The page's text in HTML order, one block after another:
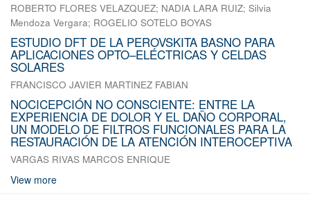
ROBERTO FLORES VELAZQUEZ; NADIA LARA RUIZ; Silvia
Mendoza Vergara; ROGELIO SOTELO BOYAS
ESTUDIO DFT DE LA PEROVSKITA BASNO PARA
APLICACIONES OPTO–ELÉCTRICAS Y CELDAS
SOLARES
FRANCISCO JAVIER MARTINEZ FABIAN
NOCICEPCIÓN NO CONSCIENTE: ENTRE LA
EXPERIENCIA DE DOLOR Y EL DAÑO CORPORAL,
UN MODELO DE FILTROS FUNCIONALES PARA LA
RESTAURACIÓN DE LA ATENCIÓN INTEROCEPTIVA
VARGAS RIVAS MARCOS ENRIQUE
View more